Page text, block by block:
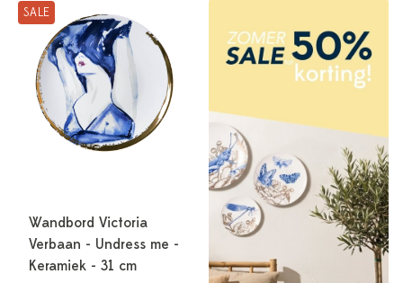
SALE
Wandbord Victoria
Verbaan - Undress me -
Keramiek - 31 cm